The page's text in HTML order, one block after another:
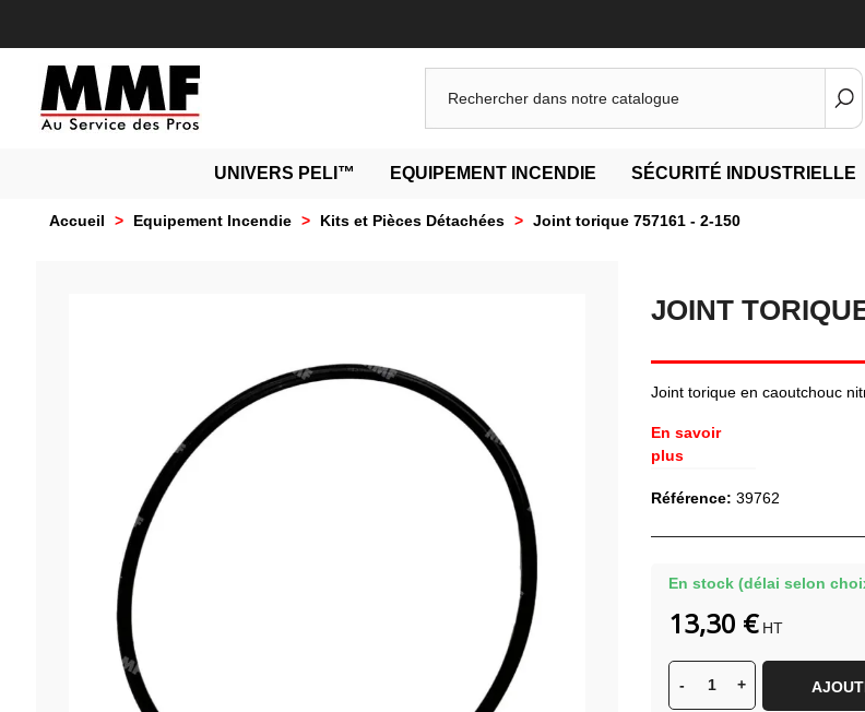
UNIVERS PELI™ EQUIPEMENT INCENDIE SÉCURITÉ INDUSTRIELLE
Accueil > Equipement Incendie > Kits et Pièces Détachées > Joint torique 757161 - 2-150
JOINT
Joint torique en caoutchouc
En savoir
plus
Référence: 39762
En stock (délai selon
- +
13,30 € HT